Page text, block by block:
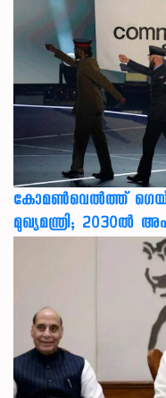
കോമൺവെൽത്ത്
മുഖ്യമന്ത്രി; 2030ൽ